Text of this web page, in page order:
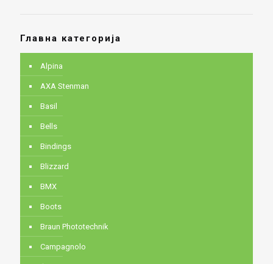
Главна категорија
Alpina
AXA Stenman
Basil
Bells
Bindings
Blizzard
BMX
Boots
Braun Phototechnik
Campagnolo